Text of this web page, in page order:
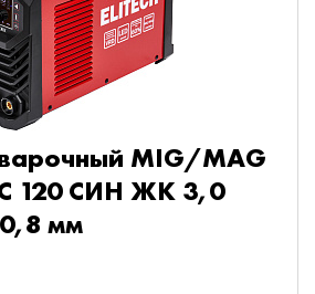
MIG/MAG
120 СИН ЖК 3,0
мм